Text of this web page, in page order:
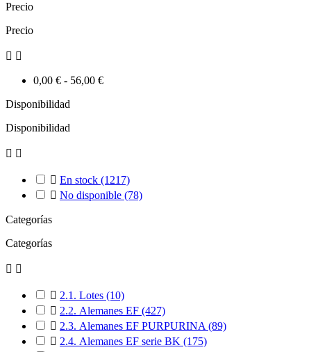
Precio
Precio
 
0,00 € - 56,00 €
Disponibilidad
Disponibilidad
 
 En stock (1217)
 No disponible (78)
Categorías
Categorías
 
 2.1. Lotes (10)
 2.2. Alemanes EF (427)
 2.3. Alemanes EF PURPURINA (89)
 2.4. Alemanes EF serie BK (175)